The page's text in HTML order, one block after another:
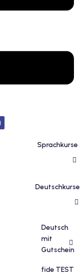
Sprachkurse
Deutschkurse
Deutsch
mit
Gutschein
fide TEST